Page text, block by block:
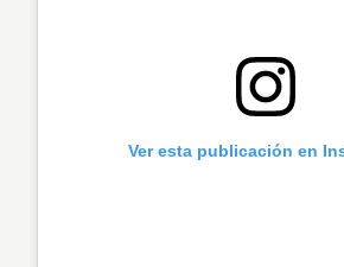
Ver esta publicación en